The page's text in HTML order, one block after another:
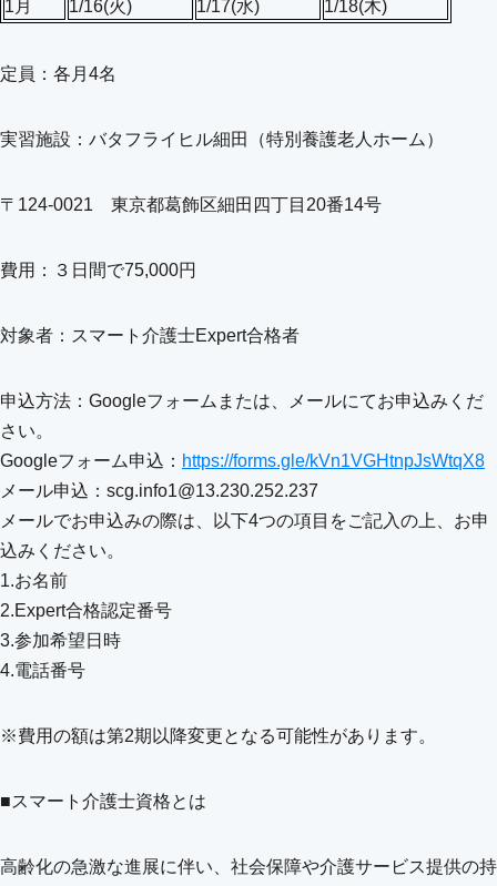
1月 1/16(火) 1/17(水) 1/18(木)
定員：各月4名
実習施設：バタフライヒル細田（特別養護老人ホーム）
〒124-0021 東京都葛飾区細田四丁目20番14号
費用：３日間で75,000円
対象者：スマート介護士Expert合格者
申込方法：Googleフォームまたは、メールにてお申込みくだ
さい。
Googleフォーム申込： https://forms.gle/kVn1VGHtnpJsWtqX8
メール申込：scg.info1@13.230.252.237
メールでお申込みの際は、以下4つの項目をご記入の上、お申
込みください。
1.お名前
2.Expert合格認定番号
3.参加希望日時
4.電話番号
※費用の額は第2期以降変更となる可能性があります。
■スマート介護士資格とは
高齢化の急激な進展に伴い、社会保障や介護サービス提供の持